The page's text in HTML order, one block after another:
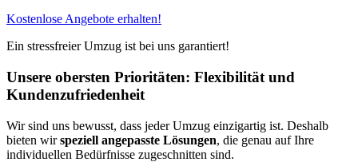
Kostenlose Angebote erhalten!
Ein stressfreier Umzug ist bei uns garantiert!
Unsere obersten Prioritäten: Flexibilität und
Kundenzufriedenheit
Wir sind uns bewusst, dass jeder Umzug einzigartig ist. Deshalb
bieten wirspeziell angepasste Lösungen, die genau auf Ihre
individuellen Bedürfnisse zugeschnitten sind.